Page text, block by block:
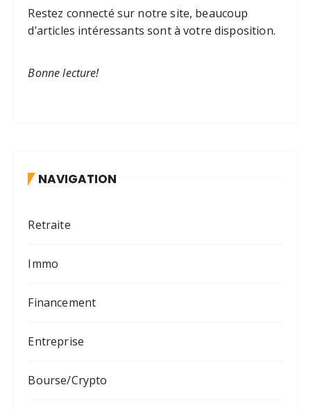
Restez connecté sur notre site, beaucoup
d’articles intéressants sont à votre disposition.
Bonne lecture!
NAVIGATION
Retraite
Immo
Financement
Entreprise
Bourse/Crypto